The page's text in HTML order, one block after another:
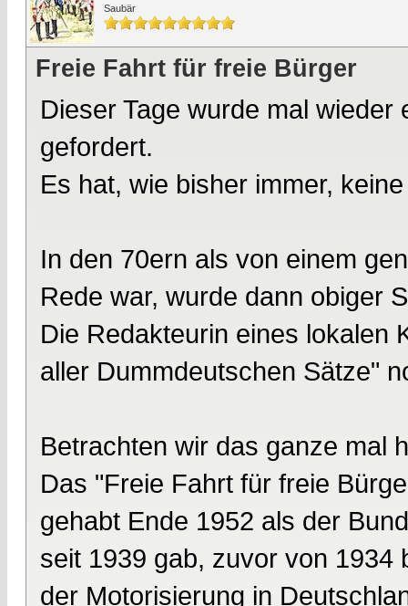
Saubär
Freie Fahrt für freie Bürger
Dieser Tage wurde mal wieder
gefordert.
Es hat, wie bisher immer,
In den 70ern als von einem
Rede war, wurde dann obiger
Die Redakteurin eines lokalen
aller Dummdeutschen Sätze"
Betrachten wir das ganze mal
Das "Freie Fahrt für freie
gehabt Ende 1952 als der
seit 1939 gab, zuvor von 1934
der Motorisierung in